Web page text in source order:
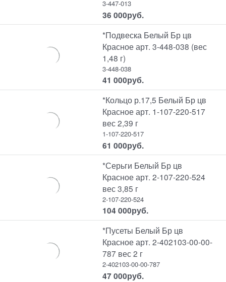
3-447-013
36 000руб.
*Подвеска Белый Бр цв
Красное арт. 3-448-038 (вес
1,48 г)
3-448-038
41 000руб.
*Кольцо р.17,5 Белый Бр цв
Красное арт. 1-107-220-517
вес 2,39 г
1-107-220-517
61 000руб.
*Серьги Белый Бр цв
Красное арт. 2-107-220-524
вес 3,85 г
2-107-220-524
104 000руб.
*Пусеты Белый Бр цв
Красное арт. 2-402103-00-00-
787 вес 2 г
2-402103-00-00-787
47 000руб.